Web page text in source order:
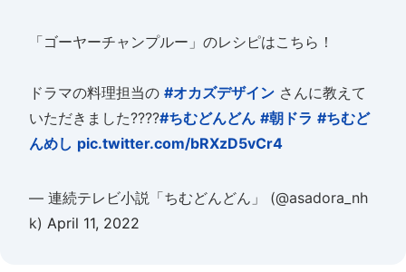
「ゴーヤーチャンプルー」のレシピはこちら！
ドラマの料理担当の #オカズデザイン さんに教えて
いただきました????#ちむどんどん #朝ドラ #ちむど
んめし pic.twitter.com/bRXzD5vCr4
— 連続テレビ小説「ちむどんどん」 (@asadora_nh
k) April 11, 2022